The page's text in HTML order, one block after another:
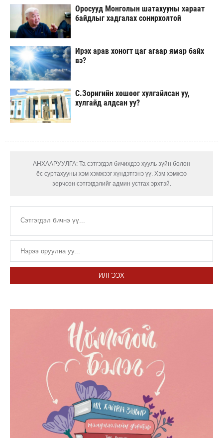
Оросууд Монголын шатахууны хараат
байдлыг хадгалах сонирхолтой
Ирэх арав хоногт цаг агаар ямар байх
вэ?
С.Зоригийн хөшөөг хулгайлсан уу,
хулгайд алдсан уу?
АНХААРУУЛГА: Та сэтгэгдэл бичихдээ хууль зүйн болон
ёс суртахууны хэм хэмжээг хүндэтгэнэ үү. Хэм хэмжээ
зөрчсөн сэтгэгдэлийг админ устгах эрхтэй.
ИЛГЭЭХ